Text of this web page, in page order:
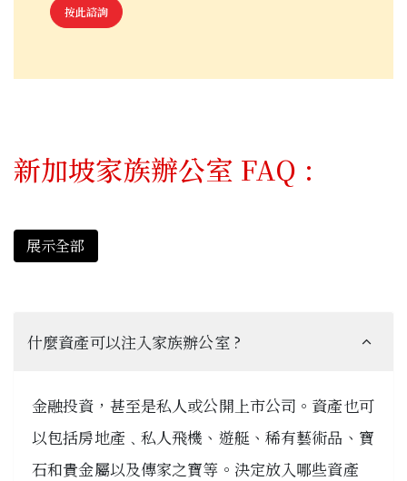
按此諮詢
新加坡家族辦公室 FAQ :
什麼資產可以注入家族辦公室 ?
金融投資，甚至是私人或公開上市公司。資產也可
以包括房地產﹑私人飛機、遊艇、稀有藝術品、寶
石和貴金屬以及傳家之寶等。決定放入哪些資產